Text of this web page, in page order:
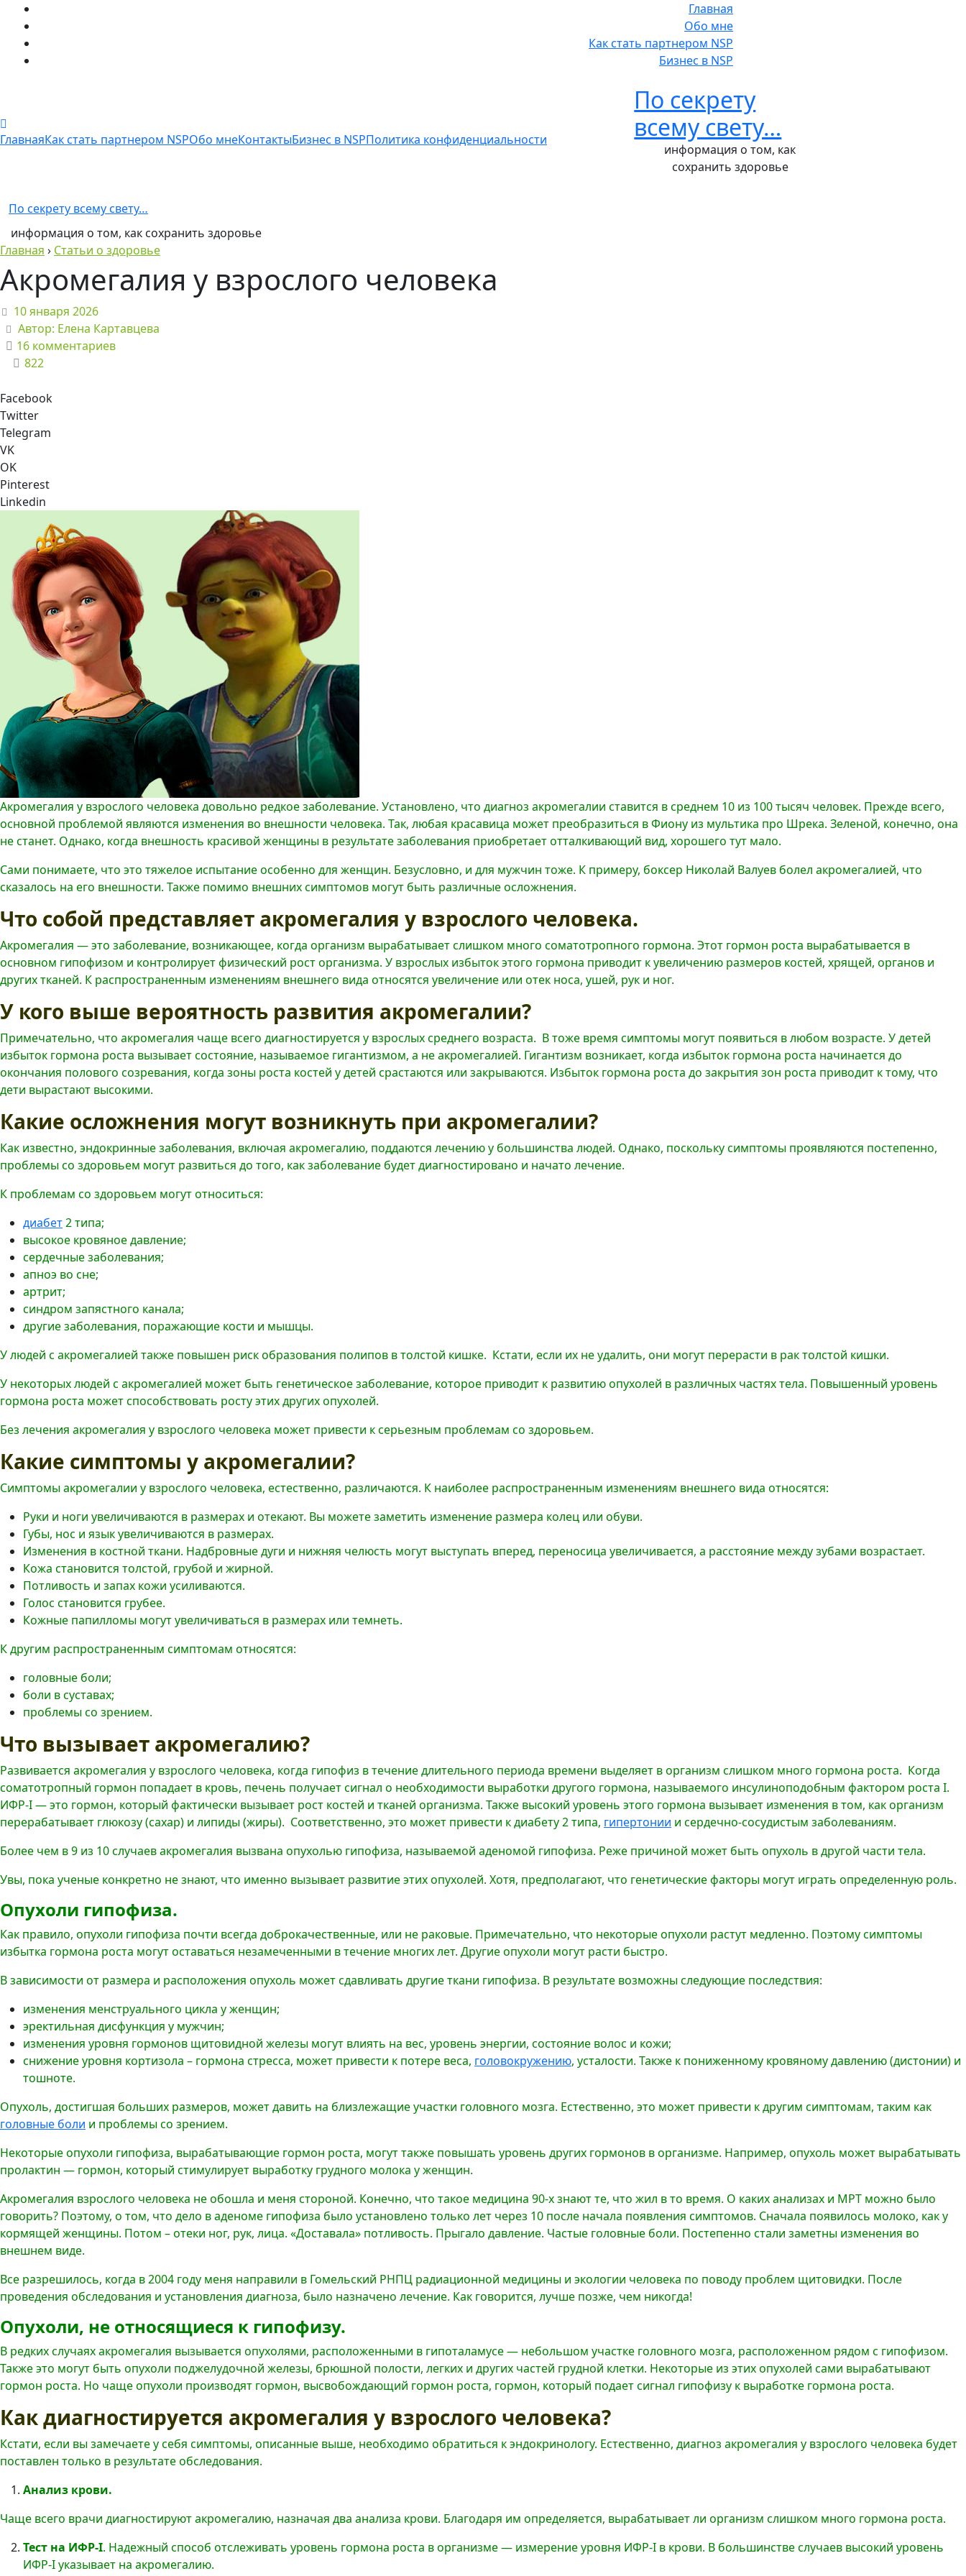
Главная
Обо мне
Как стать партнером NSP
Бизнес в NSP
ГлавнаяКак стать партнером NSPОбо мнеКонтактыБизнес в NSPПолитика конфиденциальности
По секрету
всему свету…
информация о том, как
сохранить здоровье
По секрету всему свету…
информация о том, как сохранить здоровье
Главная › Статьи о здоровье
Акромегалия у взрослого человека
10 января 2026
Автор: Елена Картавцева
16 комментариев
822
Facebook
Twitter
Telegram
VK
OK
Pinterest
Linkedin
Акромегалия у взрослого человека довольно редкое заболевание. Установлено, что диагноз акромегалии ставится в среднем 10 из 100 тысяч человек. Прежде всего,
основной проблемой являются изменения во внешности человека. Так, любая красавица может преобразиться в Фиону из мультика про Шрека. Зеленой, конечно, она
не станет. Однако, когда внешность красивой женщины в результате заболевания приобретает отталкивающий вид, хорошего тут мало.
Сами понимаете, что это тяжелое испытание особенно для женщин. Безусловно, и для мужчин тоже. К примеру, боксер Николай Валуев болел акромегалией, что
сказалось на его внешности. Также помимо внешних симптомов могут быть различные осложнения.
Что собой представляет акромегалия у взрослого человека.
Акромегалия — это заболевание, возникающее, когда организм вырабатывает слишком много соматотропного гормона. Этот гормон роста вырабатывается в
основном гипофизом и контролирует физический рост организма. У взрослых избыток этого гормона приводит к увеличению размеров костей, хрящей, органов и
других тканей. К распространенным изменениям внешнего вида относятся увеличение или отек носа, ушей, рук и ног.
У кого выше вероятность развития акромегалии?
Примечательно, что акромегалия чаще всего диагностируется у взрослых среднего возраста. В тоже время симптомы могут появиться в любом возрасте. У детей
избыток гормона роста вызывает состояние, называемое гигантизмом, а не акромегалией. Гигантизм возникает, когда избыток гормона роста начинается до
окончания полового созревания, когда зоны роста костей у детей срастаются или закрываются. Избыток гормона роста до закрытия зон роста приводит к тому, что
дети вырастают высокими.
Какие осложнения могут возникнуть при акромегалии?
Как известно, эндокринные заболевания, включая акромегалию, поддаются лечению у большинства людей. Однако, поскольку симптомы проявляются постепенно,
проблемы со здоровьем могут развиться до того, как заболевание будет диагностировано и начато лечение.
К проблемам со здоровьем могут относиться:
диабет2 типа;
высокое кровяное давление;
сердечные заболевания;
апноэ во сне;
артрит;
синдром запястного канала;
другие заболевания, поражающие кости и мышцы.
У людей с акромегалией также повышен риск образования полипов в толстой кишке. Кстати, если их не удалить, они могут перерасти в рак толстой кишки.
У некоторых людей с акромегалией может быть генетическое заболевание, которое приводит к развитию опухолей в различных частях тела. Повышенный уровень
гормона роста может способствовать росту этих других опухолей.
Без лечения акромегалия у взрослого человека может привести к серьезным проблемам со здоровьем.
Какие симптомы у акромегалии?
Симптомы акромегалии у взрослого человека, естественно, различаются. К наиболее распространенным изменениям внешнего вида относятся:
Руки и ноги увеличиваются в размерах и отекают. Вы можете заметить изменение размера колец или обуви.
Губы, нос и язык увеличиваются в размерах.
Изменения в костной ткани. Надбровные дуги и нижняя челюсть могут выступать вперед, переносица увеличивается, а расстояние между зубами возрастает.
Кожа становится толстой, грубой и жирной.
Потливость и запах кожи усиливаются.
Голос становится грубее.
Кожные папилломы могут увеличиваться в размерах или темнеть.
К другим распространенным симптомам относятся:
головные боли;
боли в суставах;
проблемы со зрением.
Что вызывает акромегалию?
Развивается акромегалия у взрослого человека, когда гипофиз в течение длительного периода времени выделяет в организм слишком много гормона роста. Когда
соматотропный гормон попадает в кровь, печень получает сигнал о необходимости выработки другого гормона, называемого инсулиноподобным фактором роста I.
ИФР-I — это гормон, который фактически вызывает рост костей и тканей организма. Также высокий уровень этого гормона вызывает изменения в том, как организм
перерабатывает глюкозу (сахар) и липиды (жиры). Соответственно, это может привести к диабету 2 типа, гипертонии и сердечно-сосудистым заболеваниям.
Более чем в 9 из 10 случаев акромегалия вызвана опухолью гипофиза, называемой аденомой гипофиза. Реже причиной может быть опухоль в другой части тела.
Увы, пока ученые конкретно не знают, что именно вызывает развитие этих опухолей. Хотя, предполагают, что генетические факторы могут играть определенную роль.
Опухоли гипофиза.
Как правило, опухоли гипофиза почти всегда доброкачественные, или не раковые. Примечательно, что некоторые опухоли растут медленно. Поэтому симптомы
избытка гормона роста могут оставаться незамеченными в течение многих лет. Другие опухоли могут расти быстро.
В зависимости от размера и расположения опухоль может сдавливать другие ткани гипофиза. В результате возможны следующие последствия:
изменения менструального цикла у женщин;
эректильная дисфункция у мужчин;
изменения уровня гормонов щитовидной железы могут влиять на вес, уровень энергии, состояние волос и кожи;
снижение уровня кортизола – гормона стресса, может привести к потере веса, головокружению, усталости. Также к пониженному кровяному давлению (дистонии) и
тошноте.
Опухоль, достигшая больших размеров, может давить на близлежащие участки головного мозга. Естественно, это может привести к другим симптомам, таким как
головные боли и проблемы со зрением.
Некоторые опухоли гипофиза, вырабатывающие гормон роста, могут также повышать уровень других гормонов в организме. Например, опухоль может вырабатывать
пролактин — гормон, который стимулирует выработку грудного молока у женщин.
Акромегалия взрослого человека не обошла и меня стороной. Конечно, что такое медицина 90-х знают те, что жил в то время. О каких анализах и МРТ можно было
говорить? Поэтому, о том, что дело в аденоме гипофиза было установлено только лет через 10 после начала появления симптомов. Сначала появилось молоко, как у
кормящей женщины. Потом – отеки ног, рук, лица. «Доставала» потливость. Прыгало давление. Частые головные боли. Постепенно стали заметны изменения во
внешнем виде.
Все разрешилось, когда в 2004 году меня направили в Гомельский РНПЦ радиационной медицины и экологии человека по поводу проблем щитовидки. После
проведения обследования и установления диагноза, было назначено лечение. Как говорится, лучше позже, чем никогда!
Опухоли, не относящиеся к гипофизу.
В редких случаях акромегалия вызывается опухолями, расположенными в гипоталамусе — небольшом участке головного мозга, расположенном рядом с гипофизом.
Также это могут быть опухоли поджелудочной железы, брюшной полости, легких и других частей грудной клетки. Некоторые из этих опухолей сами вырабатывают
гормон роста. Но чаще опухоли производят гормон, высвобождающий гормон роста, гормон, который подает сигнал гипофизу к выработке гормона роста.
Как диагностируется акромегалия у взрослого человека?
Кстати, если вы замечаете у себя симптомы, описанные выше, необходимо обратиться к эндокринологу. Естественно, диагноз акромегалия у взрослого человека будет
поставлен только в результате обследования.
Анализ крови.
Чаще всего врачи диагностируют акромегалию, назначая два анализа крови. Благодаря им определяется, вырабатывает ли организм слишком много гормона роста.
Тест на ИФР-I. Надежный способ отслеживать уровень гормона роста в организме — измерение уровня ИФР-I в крови. В большинстве случаев высокий уровень
ИФР-I указывает на акромегалию.